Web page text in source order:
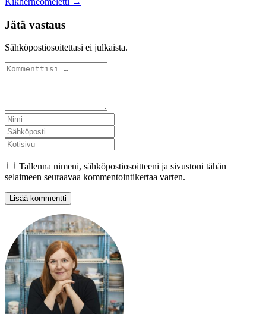
Jätä vastaus
Sähköpostiosoitettasi ei julkaista.
Tallenna nimeni, sähköpostiosoitteeni ja sivustoni tähän
selaimeen seuraavaa kommentointikertaa varten.